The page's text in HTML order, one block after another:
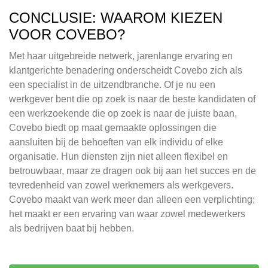
CONCLUSIE: WAAROM KIEZEN
VOOR COVEBO?
Met haar uitgebreide netwerk, jarenlange ervaring en
klantgerichte benadering onderscheidt Covebo zich als
een specialist in de uitzendbranche. Of je nu een
werkgever bent die op zoek is naar de beste kandidaten of
een werkzoekende die op zoek is naar de juiste baan,
Covebo biedt op maat gemaakte oplossingen die
aansluiten bij de behoeften van elk individu of elke
organisatie. Hun diensten zijn niet alleen flexibel en
betrouwbaar, maar ze dragen ook bij aan het succes en de
tevredenheid van zowel werknemers als werkgevers.
Covebo maakt van werk meer dan alleen een verplichting;
het maakt er een ervaring van waar zowel medewerkers
als bedrijven baat bij hebben.